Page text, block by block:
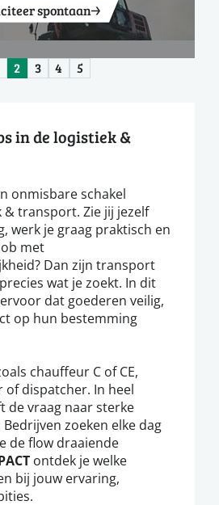
spontaan
2 3 4 5
in de logistiek &
onmisbare schakel
& transport. Zie jij jezelf
werk je graag praktisch en
met
Dan zijn transport
wat je zoekt. In dit
dat goederen veilig,
op hun bestemming
chauffeur C of CE,
of dispatcher. In heel
de vraag naar sterke
zoeken elke dag
de flow draaiende
ontdek je welke
bij jouw ervaring,